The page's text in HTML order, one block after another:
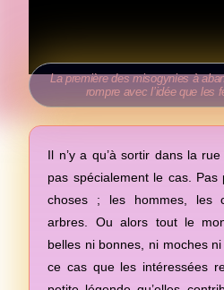
La première des misogynies à
rompre avec l’idée que les
Il n’y a qu’à sortir dans la
pas spécialement le cas. Pas
choses ; les hommes, les
arbres. Ou alors tout le
belles ni bonnes, ni moches
ce cas que les intéressées